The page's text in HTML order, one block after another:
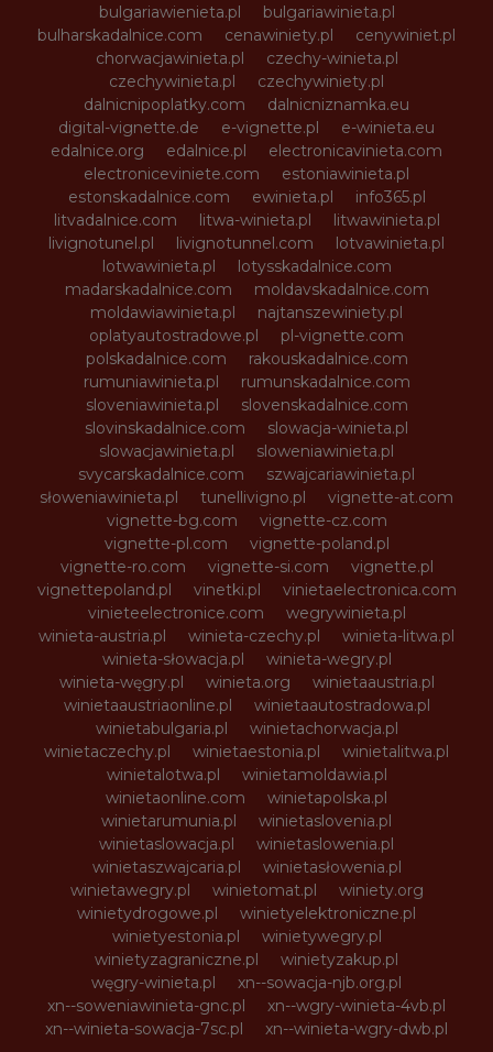
bulgariawienieta.pl
bulgariawinieta.pl
bulharskadalnice.com
cenawiniety.pl
cenywiniet.pl
chorwacjawinieta.pl
czechy-winieta.pl
czechywinieta.pl
czechywiniety.pl
dalnicnipoplatky.com
dalnicniznamka.eu
digital-vignette.de
e-vignette.pl
e-winieta.eu
edalnice.org
edalnice.pl
electronicavinieta.com
electroniceviniete.com
estoniawinieta.pl
estonskadalnice.com
ewinieta.pl
info365.pl
litvadalnice.com
litwa-winieta.pl
litwawinieta.pl
livignotunel.pl
livignotunnel.com
lotvawinieta.pl
lotwawinieta.pl
lotysskadalnice.com
madarskadalnice.com
moldavskadalnice.com
moldawiawinieta.pl
najtanszewiniety.pl
oplatyautostradowe.pl
pl-vignette.com
polskadalnice.com
rakouskadalnice.com
rumuniawinieta.pl
rumunskadalnice.com
sloveniawinieta.pl
slovenskadalnice.com
slovinskadalnice.com
slowacja-winieta.pl
slowacjawinieta.pl
sloweniawinieta.pl
svycarskadalnice.com
szwajcariawinieta.pl
słoweniawinieta.pl
tunellivigno.pl
vignette-at.com
vignette-bg.com
vignette-cz.com
vignette-pl.com
vignette-poland.pl
vignette-ro.com
vignette-si.com
vignette.pl
vignettepoland.pl
vinetki.pl
vinietaelectronica.com
vinieteelectronice.com
wegrywinieta.pl
winieta-austria.pl
winieta-czechy.pl
winieta-litwa.pl
winieta-słowacja.pl
winieta-wegry.pl
winieta-węgry.pl
winieta.org
winietaaustria.pl
winietaaustriaonline.pl
winietaautostradowa.pl
winietabulgaria.pl
winietachorwacja.pl
winietaczechy.pl
winietaestonia.pl
winietalitwa.pl
winietalotwa.pl
winietamoldawia.pl
winietaonline.com
winietapolska.pl
winietarumunia.pl
winietaslovenia.pl
winietaslowacja.pl
winietaslowenia.pl
winietaszwajcaria.pl
winietasłowenia.pl
winietawegry.pl
winietomat.pl
winiety.org
winietydrogowe.pl
winietyelektroniczne.pl
winietyestonia.pl
winietywegry.pl
winietyzagraniczne.pl
winietyzakup.pl
węgry-winieta.pl
xn--sowacja-njb.org.pl
xn--soweniawinieta-gnc.pl
xn--wgry-winieta-4vb.pl
xn--winieta-sowacja-7sc.pl
xn--winieta-wgry-dwb.pl